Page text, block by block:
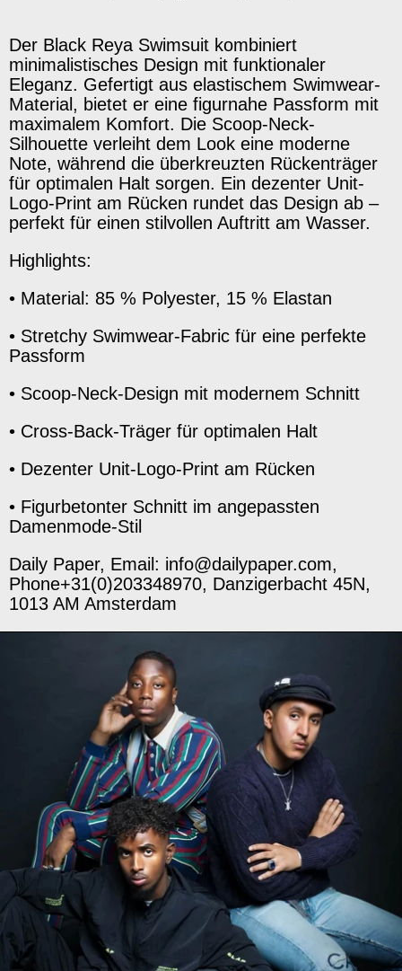
Der Black Reya Swimsuit kombiniert
minimalistisches Design mit funktionaler
Eleganz. Gefertigt aus elastischem Swimwear-
Material, bietet er eine figurnahe Passform mit
maximalem Komfort. Die Scoop-Neck-
Silhouette verleiht dem Look eine moderne
Note, während die überkreuzten Rückenträger
für optimalen Halt sorgen. Ein dezenter Unit-
Logo-Print am Rücken rundet das Design ab –
perfekt für einen stilvollen Auftritt am Wasser.
Highlights:
• Material: 85 % Polyester, 15 % Elastan
• Stretchy Swimwear-Fabric für eine perfekte
Passform
• Scoop-Neck-Design mit modernem Schnitt
• Cross-Back-Träger für optimalen Halt
• Dezenter Unit-Logo-Print am Rücken
• Figurbetonter Schnitt im angepassten
Damenmode-Stil
Daily Paper, Email: info@dailypaper.com,
Phone+31(0)203348970, Danzigerbacht 45N,
1013 AM Amsterdam